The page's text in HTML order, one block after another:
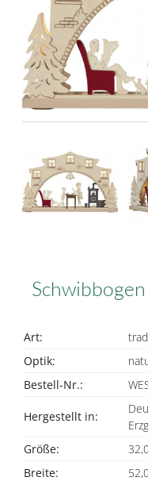
Art:
Optik:
Bestell-Nr.:
Hergestellt in:
Größe:
Breite: